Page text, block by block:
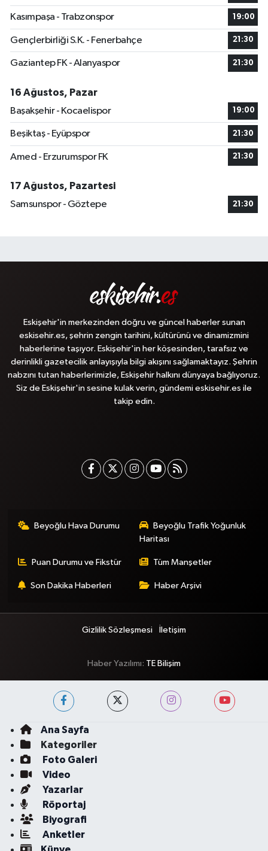
Kasımpaşa - Trabzonspor 19:00
Gençlerbirliği S.K. - Fenerbahçe 21:30
Gaziantep FK - Alanyaspor 21:30
16 Ağustos, Pazar
Başakşehir - Kocaelispor
19:00
Beşiktaş - Eyüpspor 21:30
Amed - Erzurumspor FK 21:30
17 Ağustos, Pazartesi
Samsunspor - Göztepe
21:30
Eskişehir'in merkezinden doğru ve güncel haberler sunan
eskisehir.es, şehrin zengin tarihini, kültürünü ve dinamizmini
haberlerine taşıyor. Eskişehir'in her köşesinden, tarafsız ve
derinlikli gazetecilik anlayışıyla bilgi akışını sağlamaktayız. Şehrin
nabzını tutan haberlerimizle, Eskişehir halkını dünyaya bağlıyoruz.
Siz de Eskişehir'in sesine kulak verin, gündemi eskisehir.es ile
takip edin.
Beyoğlu Hava Durumu
Beyoğlu Trafik Yoğunluk
Haritası
Puan Durumu ve Fikstür Tüm Manşetler
Son Dakika Haberleri Haber Arşivi
Gizlilik Sözleşmesi İletişim
Haber Yazılımı: TE Bilişim
Ana Sayfa
Kategoriler
Foto Galeri
Video
Yazarlar
Röportaj
Biyografi
Anketler